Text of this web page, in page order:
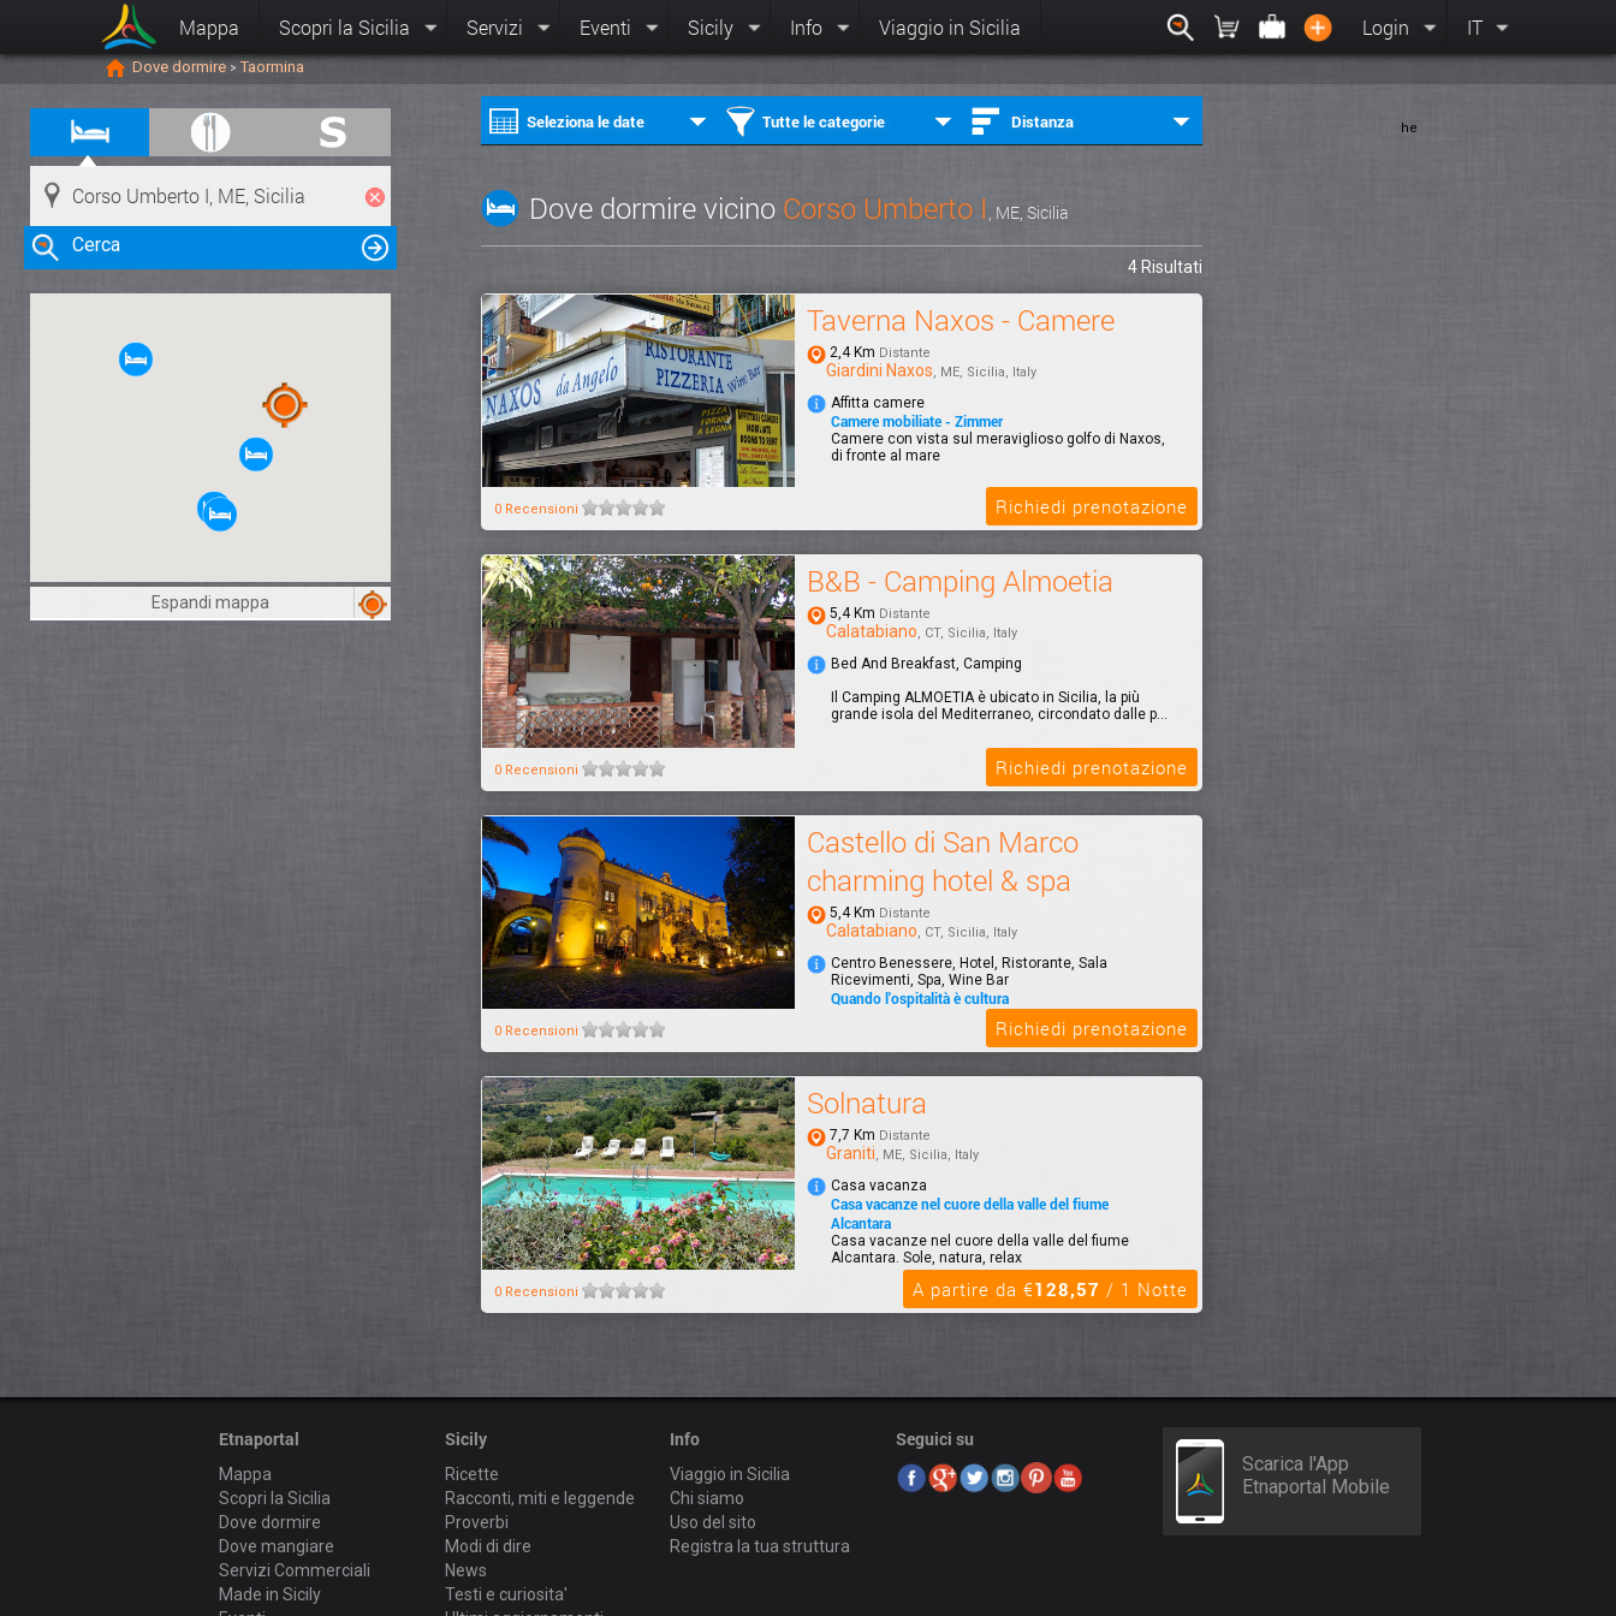
Mappa Scopri la Sicilia Servizi Eventi Sicily Info Viaggio in Sicilia Login IT
Dove dormire > Taormina
Cerca
Clicca su una risorsa nella mappa
per visualizzare le informazioni
Espandi mappa
Seleziona le date Tutte le categorie Distanza
Dove dormire vicino Corso Umberto I , ME, Sicilia
4 Risultati
Taverna Naxos - Camere
2,4 Km Distante
Giardini Naxos, ME, Sicilia, Italy
Affitta camere
Camere mobiliate - Zimmer
Camere con vista sul meraviglioso golfo di Naxos,
di fronte al mare
0 Recensioni Richiedi prenotazione
B&B - Camping Almoetia
5,4 Km Distante
Calatabiano, CT, Sicilia, Italy
Bed And Breakfast, Camping
Il Camping ALMOETIA è ubicato in Sicilia, la più
grande isola del Mediterraneo, circondato dalle p...
0 Recensioni Richiedi prenotazione
Castello di San Marco
charming hotel & spa
5,4 Km Distante
Calatabiano, CT, Sicilia, Italy
Centro Benessere, Hotel, Ristorante, Sala
Ricevimenti, Spa, Wine Bar
Quando l'ospitalità è cultura
Il Castello di San Marco charming hotel & Spa,
immerso in un parco di 4 ettari, a soli 100 metri
dal...
0 Recensioni Richiedi prenotazione
Solnatura
7,7 Km Distante
Graniti, ME, Sicilia, Italy
Casa vacanza
Casa vacanze nel cuore della valle del fiume
Alcantara
Casa vacanze nel cuore della valle del fiume
Alcantara. Sole, natura, relax
0 Recensioni A partire da €128,57 / 1 Notte
Etnaportal
Mappa
Scopri la Sicilia
Dove dormire
Dove mangiare
Servizi Commerciali
Made in Sicily
Sicily
Ricette
Racconti, miti e leggende
Proverbi
Modi di dire
News
Testi e curiosita'
Info
Viaggio in Sicilia
Chi siamo
Uso del sito
Registra la tua struttura
Seguici su
Scarica l'App
Etnaportal Mobile
he